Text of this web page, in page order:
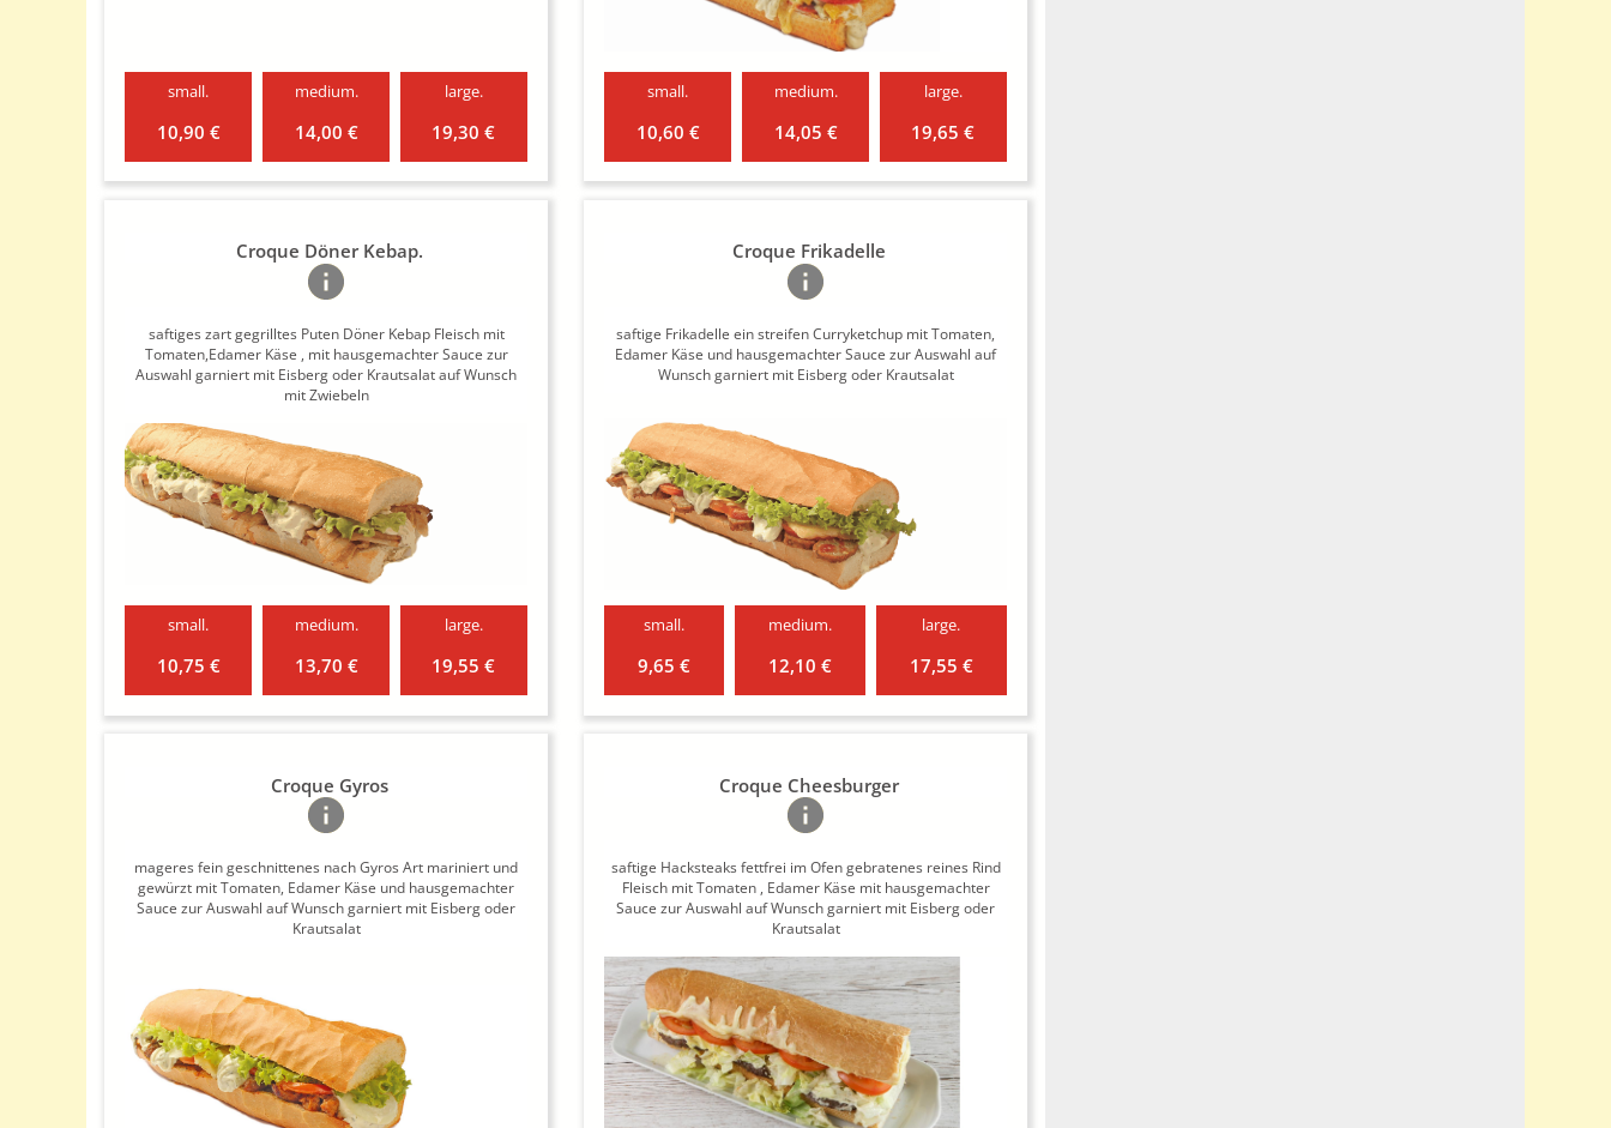
small.
10,90 €
medium.
14,00 €
large.
19,30 €
small.
10,60 €
medium.
14,05 €
large.
19,65 €
Croque Döner Kebap.
saftiges zart gegrilltes Puten Döner Kebap Fleisch mit
Tomaten,Edamer Käse , mit hausgemachter Sauce zur
Auswahl garniert mit Eisberg oder Krautsalat auf Wunsch
mit Zwiebeln
small.
10,75 €
medium.
13,70 €
large.
19,55 €
Croque Frikadelle
saftige Frikadelle ein streifen Curryketchup mit Tomaten,
Edamer Käse und hausgemachter Sauce zur Auswahl auf
Wunsch garniert mit Eisberg oder Krautsalat
small.
9,65 €
medium.
12,10 €
large.
17,55 €
Croque Gyros
mageres fein geschnittenes nach Gyros Art mariniert und
gewürzt mit Tomaten, Edamer Käse und hausgemachter
Sauce zur Auswahl auf Wunsch garniert mit Eisberg oder
Krautsalat
Croque Cheesburger
saftige Hacksteaks fettfrei im Ofen gebratenes reines Rind
Fleisch mit Tomaten , Edamer Käse mit hausgemachter
Sauce zur Auswahl auf Wunsch garniert mit Eisberg oder
Krautsalat